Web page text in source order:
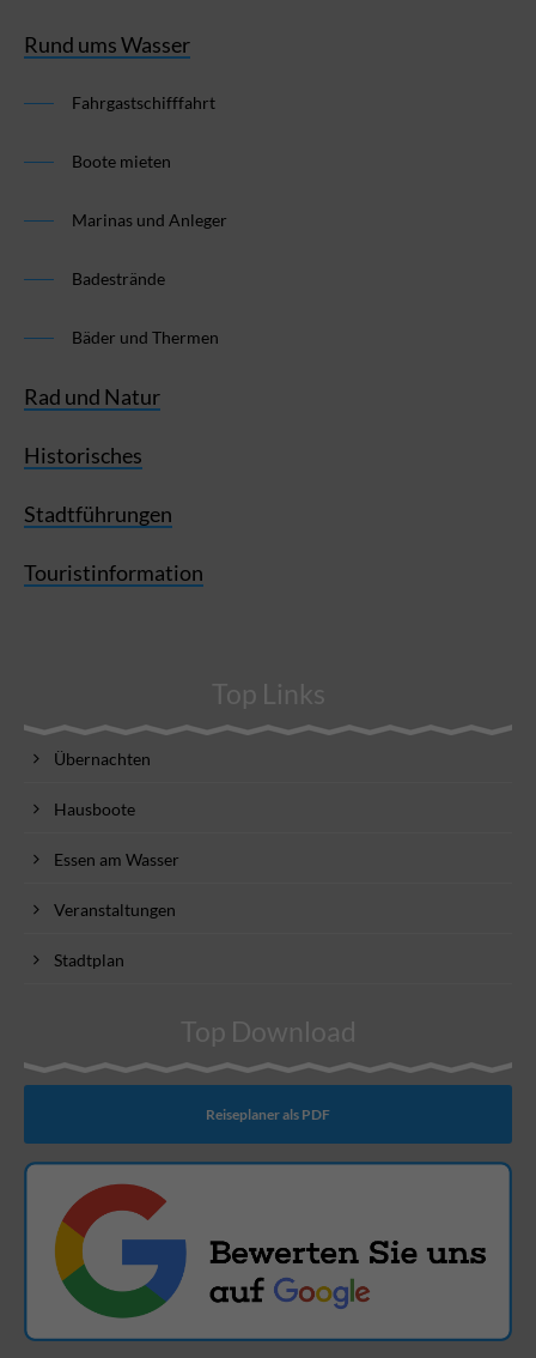
Rund ums Wasser
Fahrgastschifffahrt
Boote mieten
Marinas und Anleger
Badestrände
Bäder und Thermen
Rad und Natur
Historisches
Stadtführungen
Touristinformation
Top Links
Übernachten
Hausboote
Essen am Wasser
Veranstaltungen
Stadtplan
Top Download
Reiseplaner als PDF